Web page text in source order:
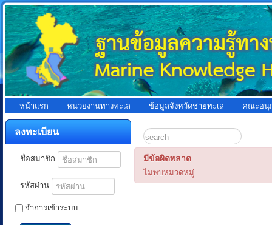
หน้าแรก หน่วยงานทางทะเล ข้อมูลจังหวัดชายทะเล คณะอนุ
ลงทะเบียน
ชื่อสมาชิก
รหัสผ่าน
จำการเข้าระบบ
มีข้อผิดพลาด
ไม่พบหมวดหมู่